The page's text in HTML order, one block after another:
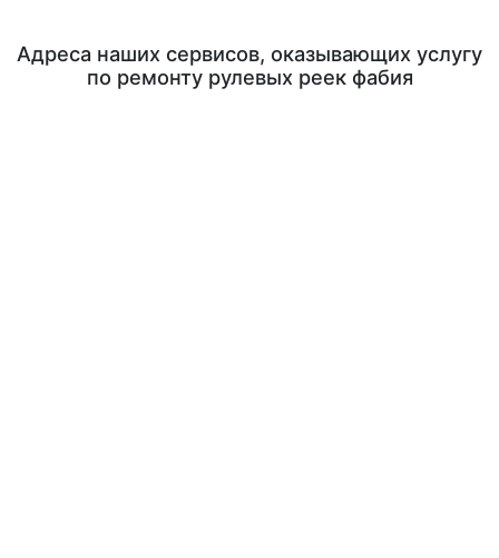
Адреса наших сервисов, оказывающих услугу
по ремонту рулевых реек фабия